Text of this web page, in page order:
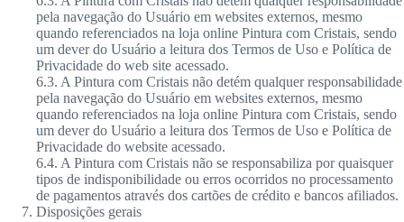
pela navegação do Usuário em websites externos, mesmo
quando referenciados na loja online Pintura com Cristais, sendo
um dever do Usuário a leitura dos Termos de Uso e Política de
Privacidade do web site acessado.
6.3. A Pintura com Cristais não detém qualquer responsabilidade
pela navegação do Usuário em websites externos, mesmo
quando referenciados na loja online Pintura com Cristais, sendo
um dever do Usuário a leitura dos Termos de Uso e Política de
Privacidade do website acessado.
6.4. A Pintura com Cristais não se responsabiliza por quaisquer
tipos de indisponibilidade ou erros ocorridos no processamento
de pagamentos através dos cartões de crédito e bancos afiliados.
Disposições gerais